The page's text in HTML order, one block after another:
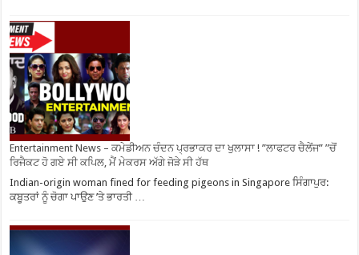
Entertainment News – ਕਮੇਡੀਅਨ ਚੰਦਨ ਪ੍ਰਭਾਕਰ ਦਾ ਖੁਲਾਸਾ ! ”ਲਾਫਟਰ ਚੈਲੇਂਜ” ”ਚੋਂ
ਰਿਜੈਕਟ ਹੋ ਗਏ ਸੀ ਕਪਿਲ, ਮੈਂ ਮੇਕਰਸ ਅੱਗੇ ਜੋੜੇ ਸੀ ਹੱਥ
Indian-origin woman fined for feeding pigeons in Singapore ਸਿੰਗਾਪੁਰ:
ਕਬੂਤਰਾਂ ਨੂੰ ਚੋਗਾ ਪਾਉਣ ’ਤੇ ਭਾਰਤੀ …